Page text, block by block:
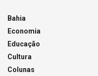
Bahia
Economia
Educação
Cultura
Colunas